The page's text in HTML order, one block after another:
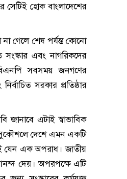
সেটিই হোক বাংলাদেশের
গেলে শেষ পর্যন্ত কোনো
এবং নাগরিকদের
সবসময় জনগণের
সরকার প্রতিষ্ঠার
জানাবে এটাই স্বাভাবিক
সুকৌশলে দেশে এমন একটি
যেন এক অপরাধ। জাতীয়
আনন্দ দেয়। অপরপক্ষে এটি